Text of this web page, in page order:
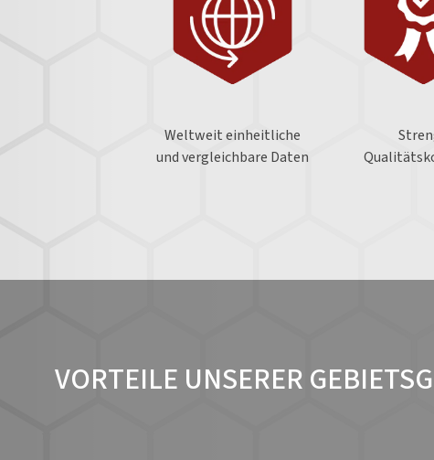
Weltweit einheitliche
und vergleichbare Daten
VORTEILE UNSERER